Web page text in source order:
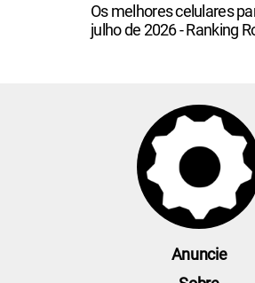
Os melhores celulares
julho de 2026 - Ranking
Anuncie